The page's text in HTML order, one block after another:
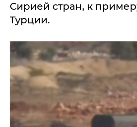
Сирией стран, к
Турции.